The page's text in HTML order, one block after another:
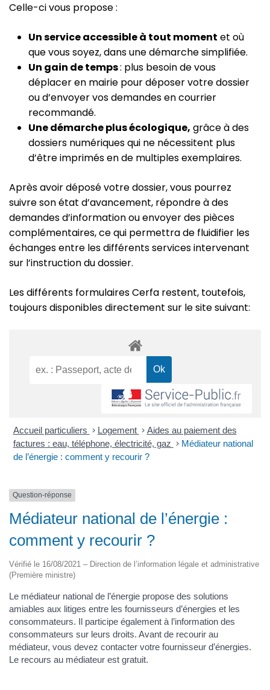
Celle-ci vous propose :
Un service accessible à tout moment et où
que vous soyez, dans une démarche simplifiée.
Un gain de temps: plus besoin de vous
déplacer en mairie pour déposer votre dossier
ou d’envoyer vos demandes en courrier
recommandé.
Une démarche plus écologique, grâce à des
dossiers numériques qui ne nécessitent plus
d’être imprimés en de multiples exemplaires.
Après avoir déposé votre dossier, vous pourrez
suivre son état d’avancement, répondre à des
demandes d’information ou envoyer des pièces
complémentaires, ce qui permettra de fluidifier les
échanges entre les différents services intervenant
sur l’instruction du dossier.
Les différents formulaires Cerfa restent, toutefois,
toujours disponibles directement sur le site suivant:
Accueil particuliers > Logement > Aides au paiement des
factures : eau, téléphone, électricité, gaz > Médiateur national
de l’énergie : comment y recourir ?
Question-réponse
Médiateur national de l’énergie :
comment y recourir ?
Vérifié le 16/08/2021 – Direction de l’information légale et administrative
(Première ministre)
Le médiateur national de l’énergie propose des solutions
amiables aux litiges entre les fournisseurs d’énergies et les
consommateurs. Il participe également à l’information des
consommateurs sur leurs droits. Avant de recourir au
médiateur, vous devez contacter votre fournisseur d’énergies.
Le recours au médiateur est gratuit.